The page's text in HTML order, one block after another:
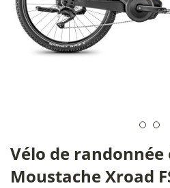
Vélo de
Moustache Xroad